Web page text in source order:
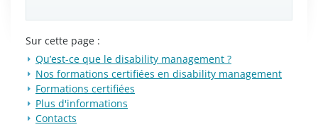
Sur cette page :
​Qu’est-ce que le disability management ?
Nos formations certifiées en disability management
Formations certifiées
Plus d'informations
Contacts